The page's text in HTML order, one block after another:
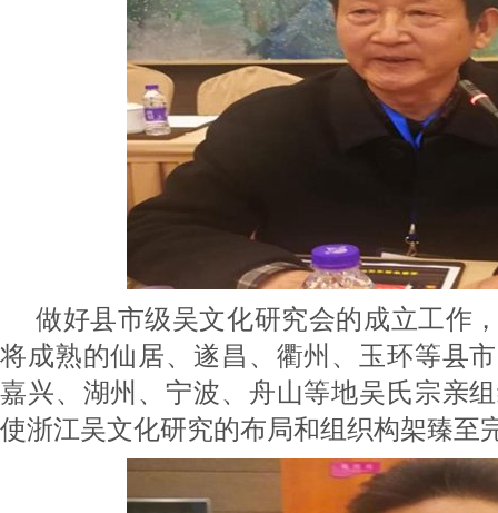
做好县市级吴文化研究会的成立工作
将成熟的仙居、遂昌、衢州、玉环等县
嘉兴、湖州、宁波、舟山等地吴氏宗亲
使浙江吴文化研究的布局和组织构架臻至